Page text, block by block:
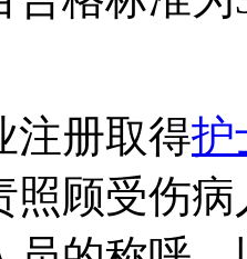
注册取得护
照顾受伤